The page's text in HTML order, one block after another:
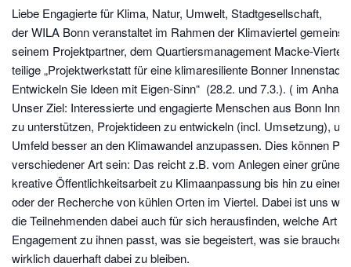
Liebe Engagierte für Klima, Natur, Umwelt, Stadtgesellschaft,
der WILA Bonn veranstaltet im Rahmen der Klimaviertel
seinem Projektpartner, dem Quartiersmanagement Macke-
teilige „Projektwerkstatt für eine klimaresiliente Bonner Innenstadt
Entwickeln Sie Ideen mit Eigen-Sinn“ (28.2. und 7.3.). ( im
Unser Ziel: Interessierte und engagierte Menschen aus Bonn
zu unterstützen, Projektideen zu entwickeln (incl. Umsetzung),
Umfeld besser an den Klimawandel anzupassen. Dies können
verschiedener Art sein: Das reicht z.B. vom Anlegen einer grünen
kreative Öffentlichkeitsarbeit zu Klimaanpassung bis hin zu einer
oder der Recherche von kühlen Orten im Viertel. Dabei ist uns
die Teilnehmenden dabei auch für sich herausfinden, welche Art
Engagement zu ihnen passt, was sie begeistert, was sie
wirklich dauerhaft dabei zu bleiben.